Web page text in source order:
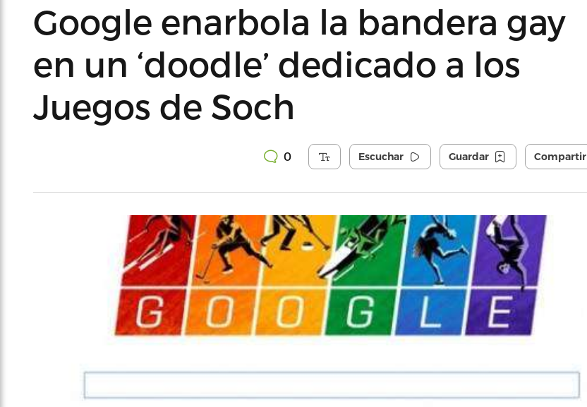
Google enarbola la bandera gay
en un ‘doodle’ dedicado a los
Juegos de Soch
0 Escuchar Guardar Compartir